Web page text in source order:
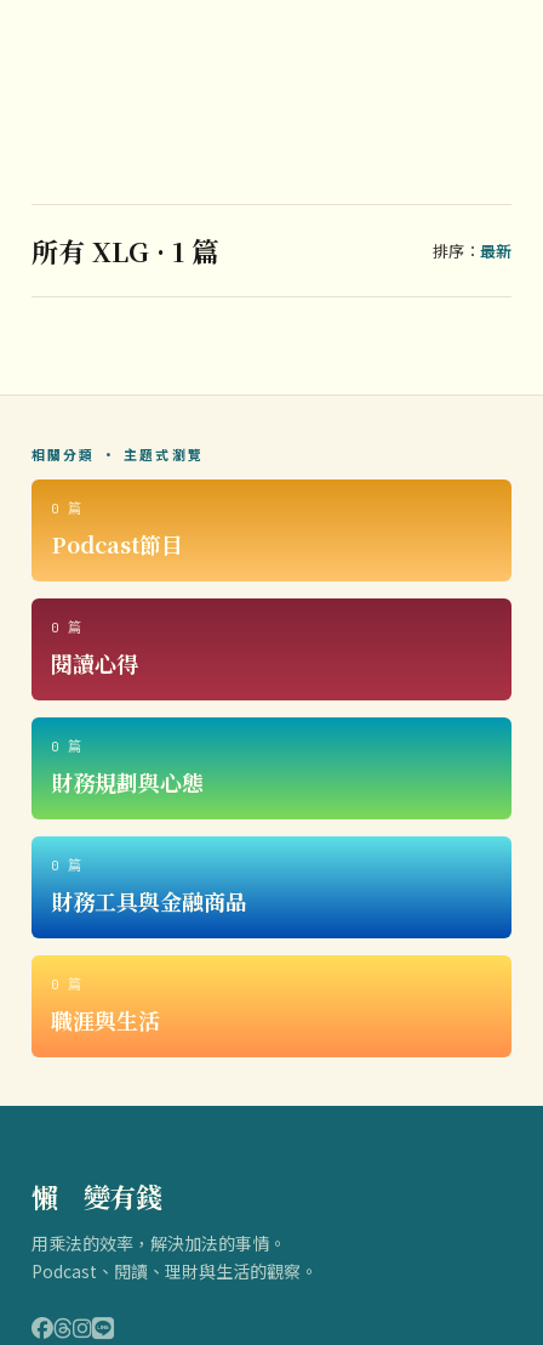
所有 XLG · 1 篇 排序：最新
相關分類 · 主題式瀏覽
0 篇
Podcast節目
0 篇
閱讀心得
0 篇
財務規劃與心態
0 篇
財務工具與金融商品
0 篇
職涯與生活
懶得 變有錢
用乘法的效率，解決加法的事情。
Podcast、閱讀、理財與生活的觀察。